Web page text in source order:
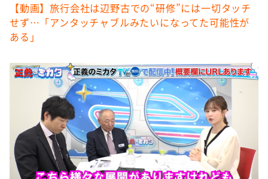
【動画】旅行会社は辺野古での“研修”には一切タッチ
せず…「アンタッチャブルみたいになってた可能性が
ある」